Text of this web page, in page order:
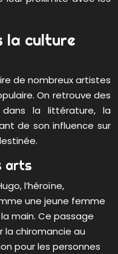
la culture
de nombreux artistes
On retrouve des
la littérature, la
de son influence sur
arts
l’héroïne,
une jeune femme
main. Ce passage
la chiromancie au
pour les personnes